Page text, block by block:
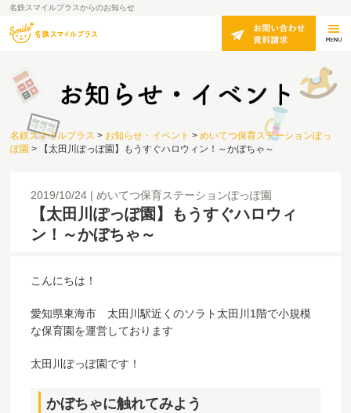
名鉄スマイルプラスからのお知らせ
名鉄スマイルプラス > お知らせ・イベント > めいてつ保育ステーションぽっ
ぽ園 > 【太田川ぽっぽ園】もうすぐハロウィン！～かぼちゃ～
2019/10/24 めいてつ保育ステーションぽっぽ園
【太田川ぽっぽ園】もうすぐハロウィ
ン！～かぼちゃ～
こんにちは！
愛知県東海市 太田川駅近くのソラト太田川1階で小規模
な保育園を運営しております
太田川ぽっぽ園です！
かぼちゃに触れてみよう